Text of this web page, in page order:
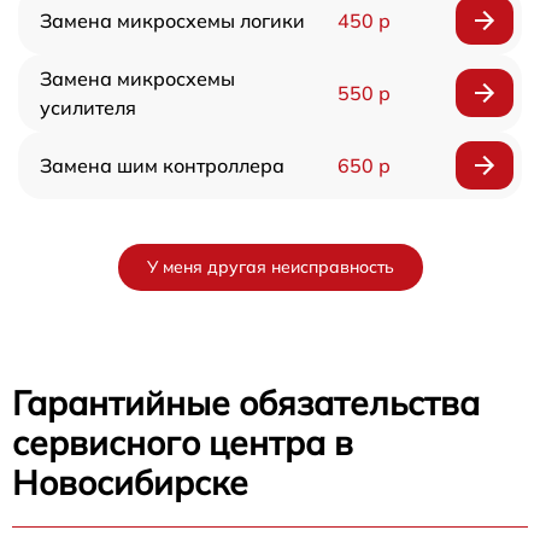
Замена микросхемы логики 450 р
Замена микросхемы
усилителя
550 р
Замена шим контроллера 650 р
У меня другая неисправность
Гарантийные обязательства
сервисного центра в
Новосибирске